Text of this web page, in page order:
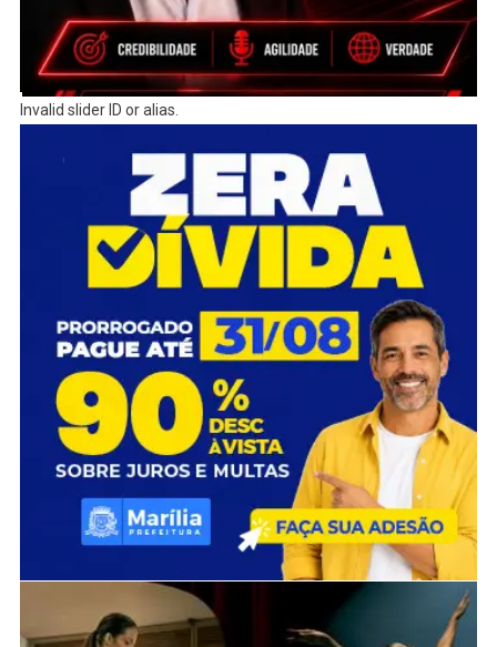
Invalid slider ID or alias.